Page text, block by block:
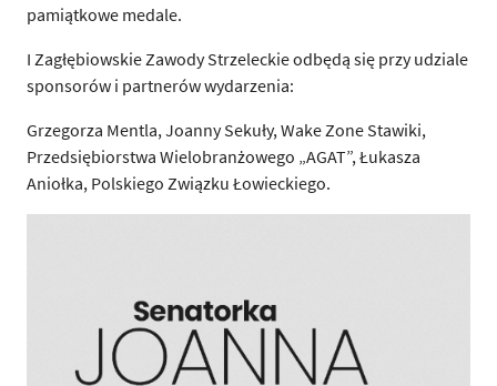
pamiątkowe medale.
I Zagłębiowskie Zawody Strzeleckie odbędą się przy udziale
sponsorów i partnerów wydarzenia:
Grzegorza Mentla, Joanny Sekuły, Wake Zone Stawiki,
Przedsiębiorstwa Wielobranżowego „AGAT”, Łukasza
Aniołka, Polskiego Związku Łowieckiego.